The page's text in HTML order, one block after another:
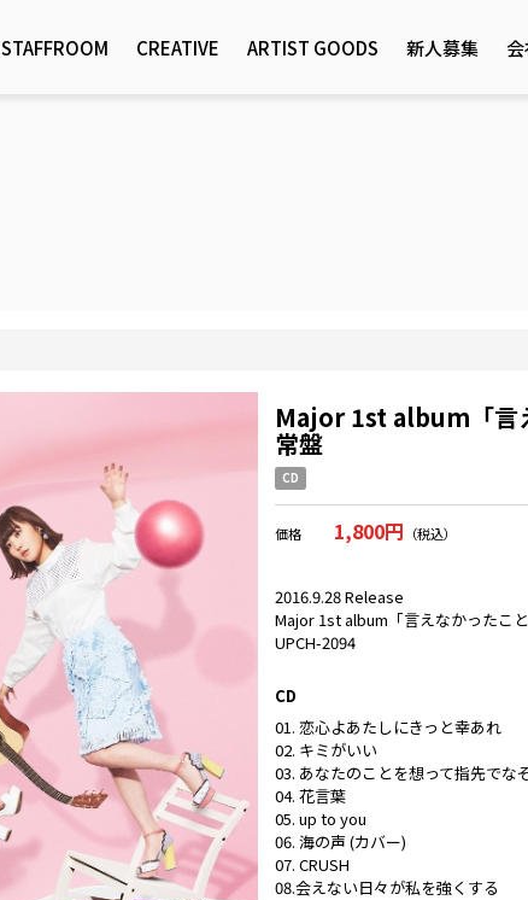
STAFFROOM CREATIVE ARTIST GOODS 新人募集
Major 1st album「言
常盤
CD
価格 1,800円 （税込）
2016.9.28 Release
Major 1st album「言えなかったこ
UPCH-2094
CD
01. 恋心よあたしにきっと幸あれ
02. キミがいい
03. あなたのことを想って指先でな
04. 花言葉
05. up to you
06. 海の声 (カバー)
07. CRUSH
08.会えない日々が私を強くする